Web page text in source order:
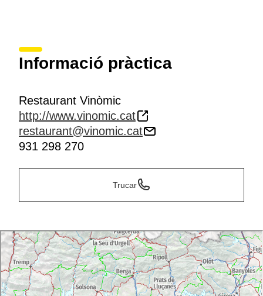
Informació pràctica
Restaurant Vinòmic
http://www.vinomic.cat
restaurant@vinomic.cat
931 298 270
Trucar